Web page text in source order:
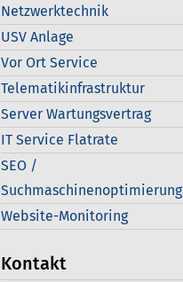
Netzwerktechnik
USV Anlage
Vor Ort Service
Telematikinfrastruktur
Server Wartungsvertrag
IT Service Flatrate
SEO /
Suchmaschinenoptimierung
Website-Monitoring
Kontakt